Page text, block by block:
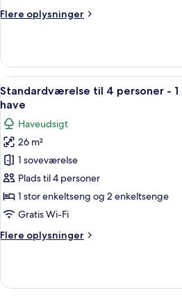
soveværelse
til
have
Flere oplysninger
Flere
til
4
personer
-
soveværelse
udsigt
til
have
Indlæs
alle
billeder
af
Standardværelse
til
4
personer
-
soveværelse
til
Et
5
Standardværelse til 4 personer -
have
Haveudsigt
26 m²
1 soveværelse
Plads til 4 personer
1 stor enkeltseng og 2 enkeltsenge
Gratis Wi-Fi
Flere oplysninger
Flere
til